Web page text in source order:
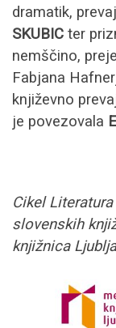
dramatik,
SKUBIC ter
nemščino,
Fabjana
književno
je povezovala
Cikel
slovenskih
knjižnica